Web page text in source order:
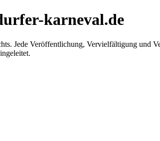
karneval.de
Jede Veröffentlichung, Vervielfältigung und